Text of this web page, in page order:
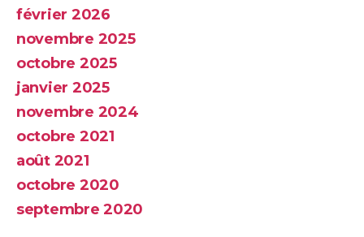
février 2026
novembre 2025
octobre 2025
janvier 2025
novembre 2024
octobre 2021
août 2021
octobre 2020
septembre 2020